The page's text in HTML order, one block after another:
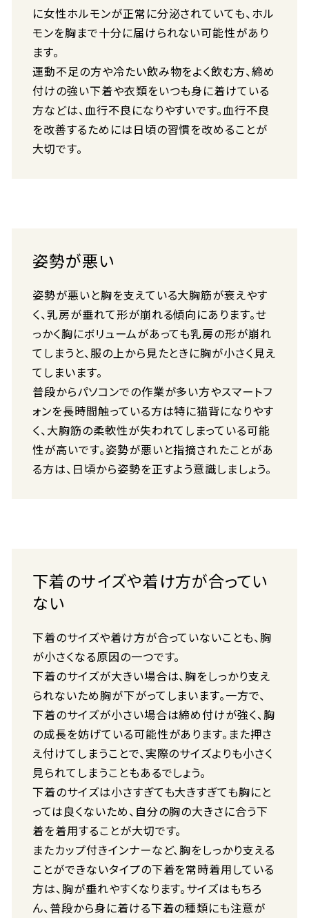
に女性ホルモンが正常に分泌されていても、ホル
モンを胸まで十分に届けられない可能性があり
ます。
運動不足の方や冷たい飲み物をよく飲む方、締め
付けの強い下着や衣類をいつも身に着けている
方などは、血行不良になりやすいです。血行不良
を改善するためには日頃の習慣を改めることが
大切です。
姿勢が悪い
姿勢が悪いと胸を支えている大胸筋が衰えやす
く、乳房が垂れて形が崩れる傾向にあります。せ
っかく胸にボリュームがあっても乳房の形が崩れ
てしまうと、服の上から見たときに胸が小さく見え
てしまいます。
普段からパソコンでの作業が多い方やスマートフ
ォンを長時間触っている方は特に猫背になりやす
く、大胸筋の柔軟性が失われてしまっている可能
性が高いです。姿勢が悪いと指摘されたことがあ
る方は、日頃から姿勢を正すよう意識しましょう。
下着のサイズや着け方が合ってい
ない
下着のサイズや着け方が合っていないことも、胸
が小さくなる原因の一つです。
下着のサイズが大きい場合は、胸をしっかり支え
られないため胸が下がってしまいます。一方で、
下着のサイズが小さい場合は締め付けが強く、胸
の成長を妨げている可能性があります。また押さ
え付けてしまうことで、実際のサイズよりも小さく
見られてしまうこともあるでしょう。
下着のサイズは小さすぎても大きすぎても胸にと
っては良くないため、自分の胸の大きさに合う下
着を着用することが大切です。
またカップ付きインナーなど、胸をしっかり支える
ことができないタイプの下着を常時着用している
方は、胸が垂れやすくなります。サイズはもちろ
ん、普段から身に着ける下着の種類にも注意が